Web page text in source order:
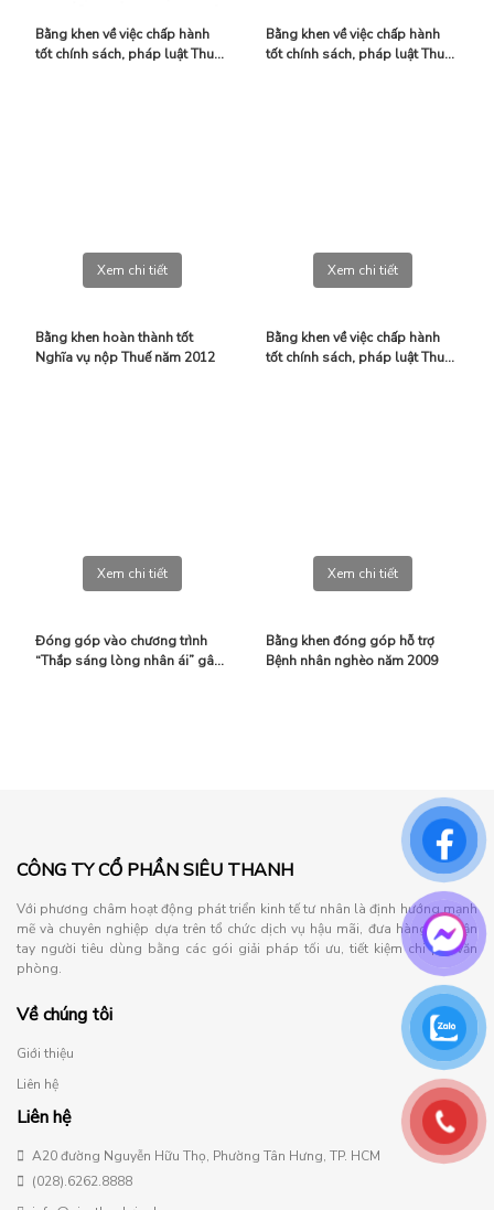
Bằng khen về việc chấp hành
tốt chính sách, pháp luật Thuế
Bằng khen về việc chấp hành
tốt chính sách, pháp luật Thuế
Xem chi tiết
Bằng khen hoàn thành tốt
Nghĩa vụ nộp Thuế năm 2012
Xem chi tiết
Bằng khen về việc chấp hành
tốt chính sách, pháp luật Thuế
Xem chi tiết
Đóng góp vào chương trình
“Thắp sáng lòng nhân ái” gây
Xem chi tiết
Bằng khen đóng góp hỗ trợ
Bệnh nhân nghèo năm 2009
CÔNG TY CỔ PHẦN SIÊU THANH
Với phương châm hoạt động phát triển kinh tế tư nhân là định hướng mạnh
mẽ và chuyên nghiệp dựa trên tổ chức dịch vụ hậu mãi, đưa hàng đến tận
tay người tiêu dùng bằng các gói giải pháp tối ưu, tiết kiệm chi phí văn
phòng.
Về chúng tôi
Giới thiệu
Liên hệ
Liên hệ
A20 đường Nguyễn Hữu Thọ, Phường Tân Hưng, TP. HCM
(028).6262.8888